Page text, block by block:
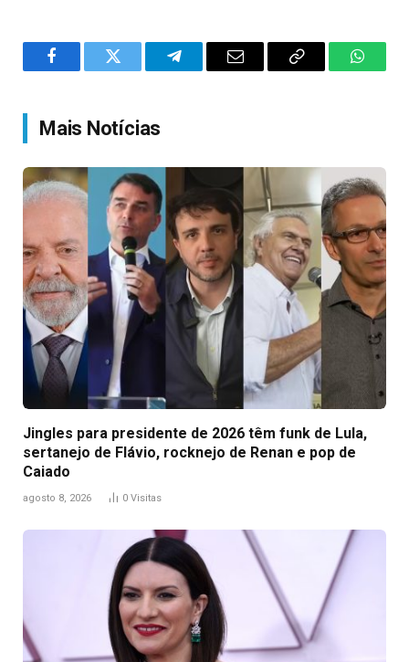
FacebookTwitter TelegramEmail
Copy
Mais Notícias
Jingles para presidente de 2026 têm funk de Lula,
sertanejo de Flávio, rocknejo de Renan e pop de
Caiado
agosto 8, 2026 0 Visitas